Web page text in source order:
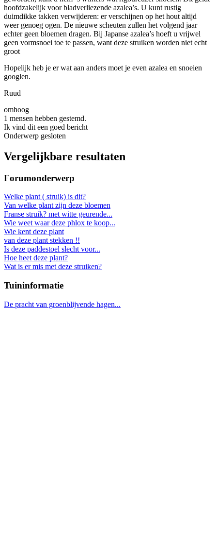
hoofdzakelijk voor bladverliezende azalea’s. U kunt rustig
duimdikke takken verwijderen: er verschijnen op het hout altijd
weer genoeg ogen. De nieuwe scheuten zullen het volgend jaar
echter geen bloemen dragen. Bij Japanse azalea’s hoeft u vrijwel
geen vormsnoei toe te passen, want deze struiken worden niet echt
groot
Hopelijk heb je er wat aan anders moet je even azalea en snoeien
googlen.
Ruud
omhoog
1 mensen hebben gestemd.
Ik vind dit een goed bericht
Onderwerp gesloten
Vergelijkbare resultaten
Forumonderwerp
Welke plant ( struik) is dit?
Van welke plant zijn deze bloemen
Franse struik? met witte geurende...
Wie weet waar deze phlox te koop...
Wie kent deze plant
van deze plant stekken !!
Is deze paddestoel slecht voor...
Hoe heet deze plant?
Wat is er mis met deze struiken?
Tuininformatie
De pracht van groenblijvende hagen...